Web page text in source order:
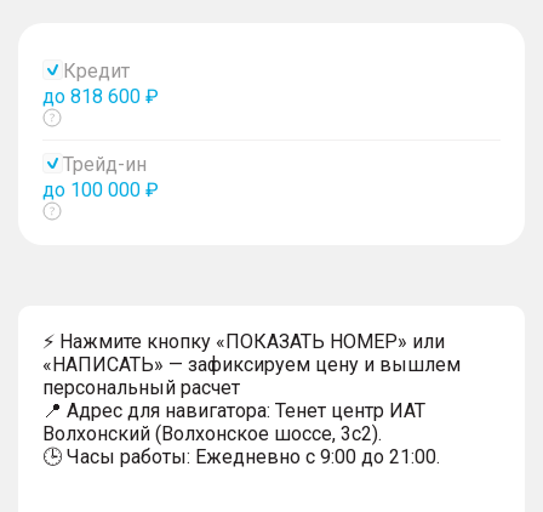
Кредит
до 818 600 ₽
Показать
Трейд-ин
до 100 000 ₽
Показать
⚡ Нажмите кнопку «ПОКАЗАТЬ НОМЕР» или
«НАПИСАТЬ» — зафиксируем цену и вышлем
персональный расчет
📍 Адрес для навигатора: Тенет центр ИАТ
Волхонский (Волхонское шоссе, 3с2).
🕒 Часы работы: Ежедневно с 9:00 до 21:00.